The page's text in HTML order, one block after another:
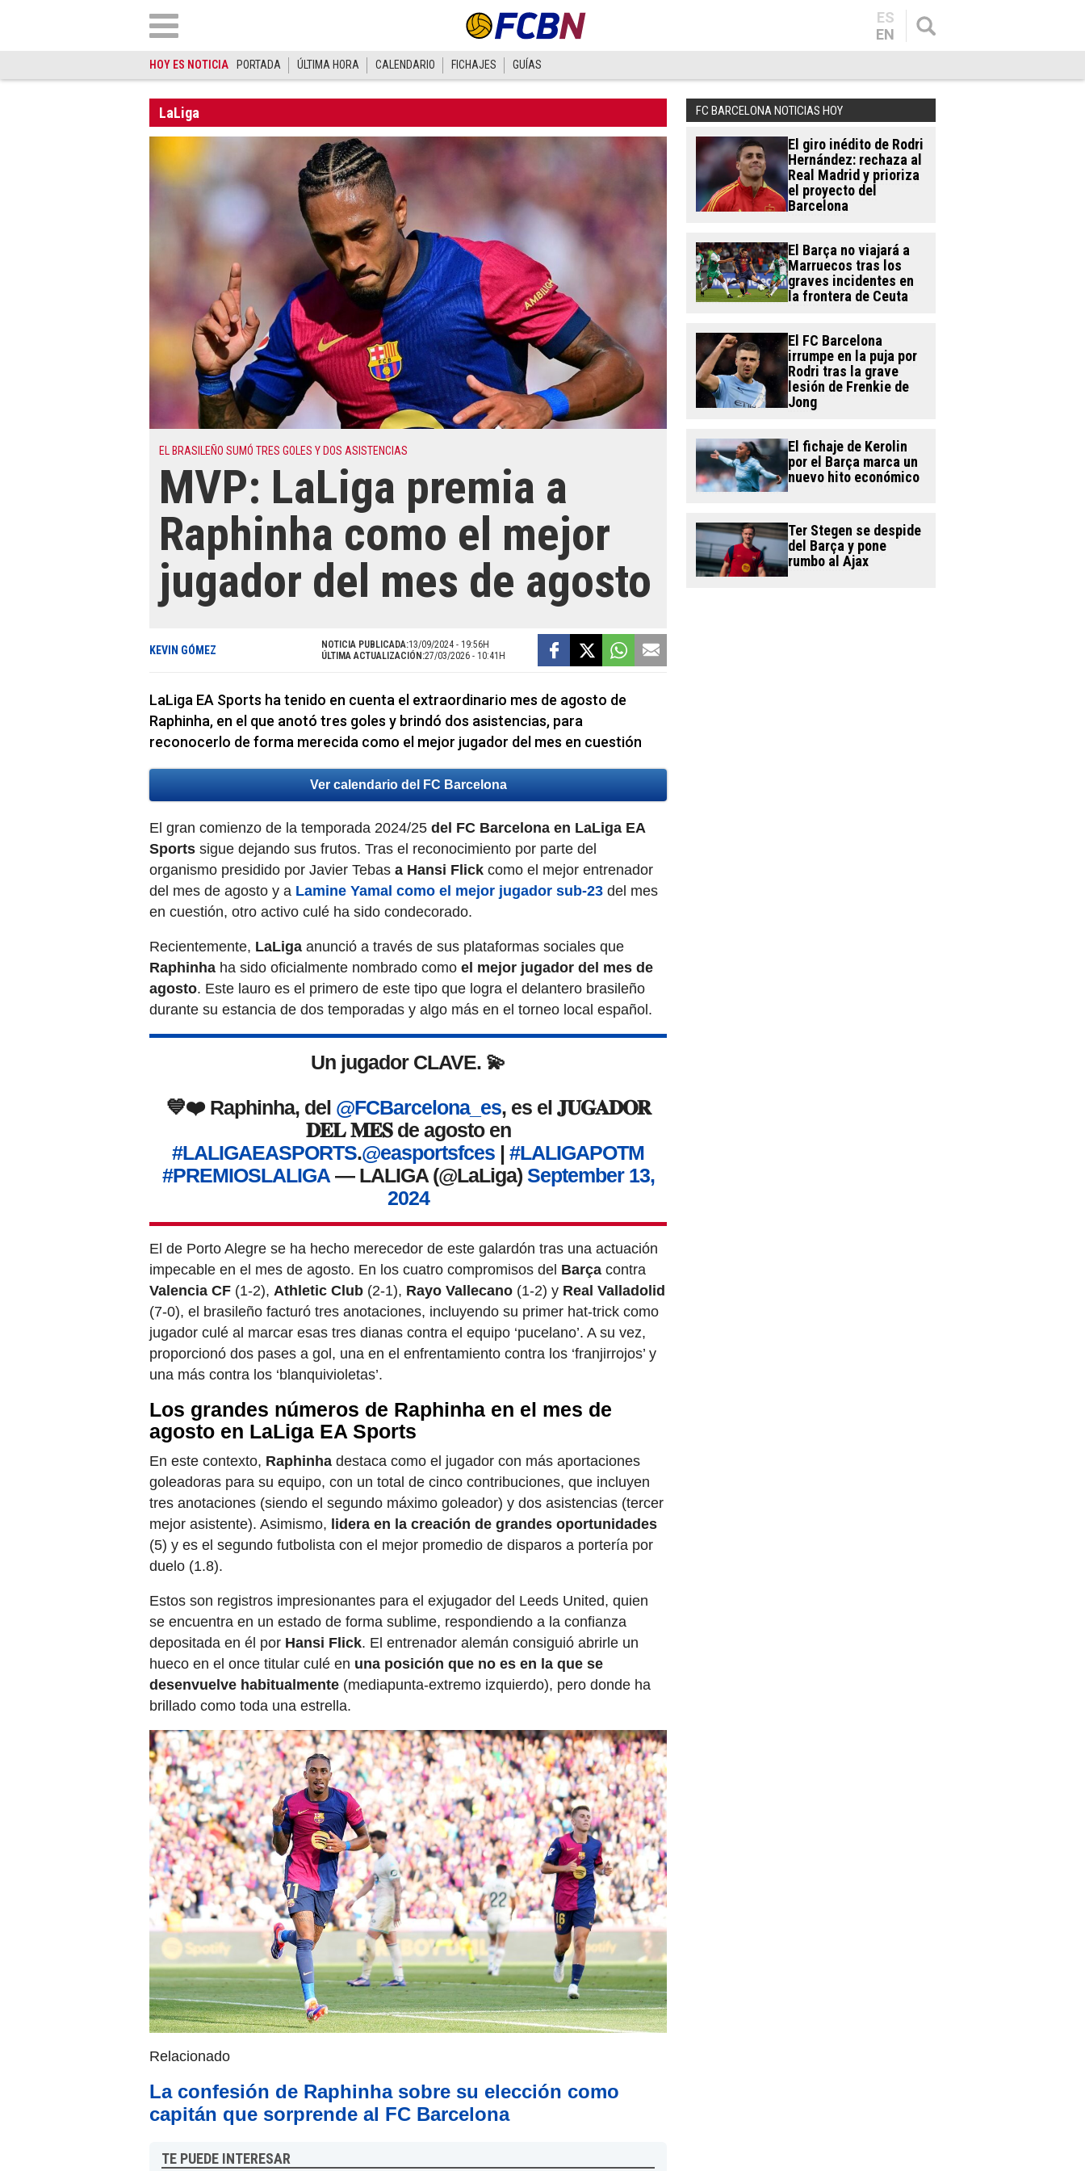
ES
EN
HOY ES NOTICIA PORTADA ÚLTIMA HORA CALENDARIO FICHAJES GUÍAS
LaLiga
EL BRASILEÑO SUMÓ TRES GOLES Y DOS ASISTENCIAS
MVP: LaLiga premia a
Raphinha como el mejor
jugador del mes de agosto
KEVIN GÓMEZ NOTICIA PUBLICADA:13/09/2024 - 19:56H
ÚLTIMA ACTUALIZACIÓN:27/03/2026 - 10:41H
LaLiga EA Sports ha tenido en cuenta el extraordinario mes de agosto de
Raphinha, en el que anotó tres goles y brindó dos asistencias, para
reconocerlo de forma merecida como el mejor jugador del mes en cuestión
Ver calendario del FC Barcelona
El gran comienzo de la temporada 2024/25 del FC Barcelona en LaLiga EA
Sports sigue dejando sus frutos. Tras el reconocimiento por parte del
organismo presidido por Javier Tebas a Hansi Flick como el mejor entrenador
del mes de agosto y a Lamine Yamal como el mejor jugador sub-23 del mes
en cuestión, otro activo culé ha sido condecorado.
Recientemente, LaLiga anunció a través de sus plataformas sociales que
Raphinha ha sido oficialmente nombrado como el mejor jugador del mes de
agosto. Este lauro es el primero de este tipo que logra el delantero brasileño
durante su estancia de dos temporadas y algo más en el torneo local español.
Un jugador CLAVE. 💫
💙❤️ ​Raphinha, del @FCBarcelona_es, es el 𝐉𝐔𝐆𝐀𝐃𝐎𝐑
𝐃𝐄𝐋 𝐌𝐄𝐒 de agosto en
#LALIGAEASPORTS.@easportsfces |#LALIGAPOTM
#PREMIOSLALIGA— LALIGA (@LaLiga) September 13,
2024
El de Porto Alegre se ha hecho merecedor de este galardón tras una actuación
impecable en el mes de agosto. En los cuatro compromisos del Barça contra
Valencia CF (1-2), Athletic Club (2-1), Rayo Vallecano (1-2) y Real Valladolid
(7-0), el brasileño facturó tres anotaciones, incluyendo su primer hat-trick como
jugador culé al marcar esas tres dianas contra el equipo ‘pucelano’. A su vez,
proporcionó dos pases a gol, una en el enfrentamiento contra los ‘franjirrojos’ y
una más contra los ‘blanquivioletas’.
Los grandes números de Raphinha en el mes de
agosto en LaLiga EA Sports
En este contexto, Raphinha destaca como el jugador con más aportaciones
goleadoras para su equipo, con un total de cinco contribuciones, que incluyen
tres anotaciones (siendo el segundo máximo goleador) y dos asistencias (tercer
mejor asistente). Asimismo, lidera en la creación de grandes oportunidades
(5) y es el segundo futbolista con el mejor promedio de disparos a portería por
duelo (1.8).
Estos son registros impresionantes para el exjugador del Leeds United, quien
se encuentra en un estado de forma sublime, respondiendo a la confianza
depositada en él por Hansi Flick. El entrenador alemán consiguió abrirle un
hueco en el once titular culé en una posición que no es en la que se
desenvuelve habitualmente (mediapunta-extremo izquierdo), pero donde ha
brillado como toda una estrella.
Relacionado
La confesión de Raphinha sobre su elección como
capitán que sorprende al FC Barcelona
TE PUEDE INTERESAR
FC BARCELONA NOTICIAS HOY
El giro inédito de Rodri
Hernández: rechaza al
Real Madrid y prioriza
el proyecto del
Barcelona
El Barça no viajará a
Marruecos tras los
graves incidentes en
la frontera de Ceuta
El FC Barcelona
irrumpe en la puja por
Rodri tras la grave
lesión de Frenkie de
Jong
El fichaje de Kerolin
por el Barça marca un
nuevo hito económico
Ter Stegen se despide
del Barça y pone
rumbo al Ajax